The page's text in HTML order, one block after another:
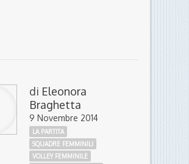
di Eleonora
Braghetta
9 Novembre 2014
LA PARTITA
SQUADRE FEMMINILI
VOLLEY FEMMINILE